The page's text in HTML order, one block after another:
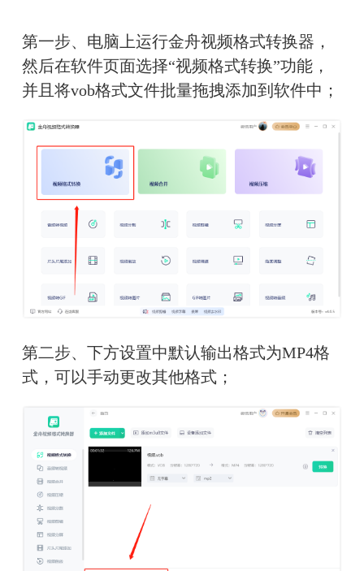
第一步、电脑上运行金舟视频格式转换器，
然后在软件页面选择“视频格式转换”功能，
并且将vob格式文件批量拖拽添加到软件中；
第二步、下方设置中默认输出格式为MP4格
式，可以手动更改其他格式；